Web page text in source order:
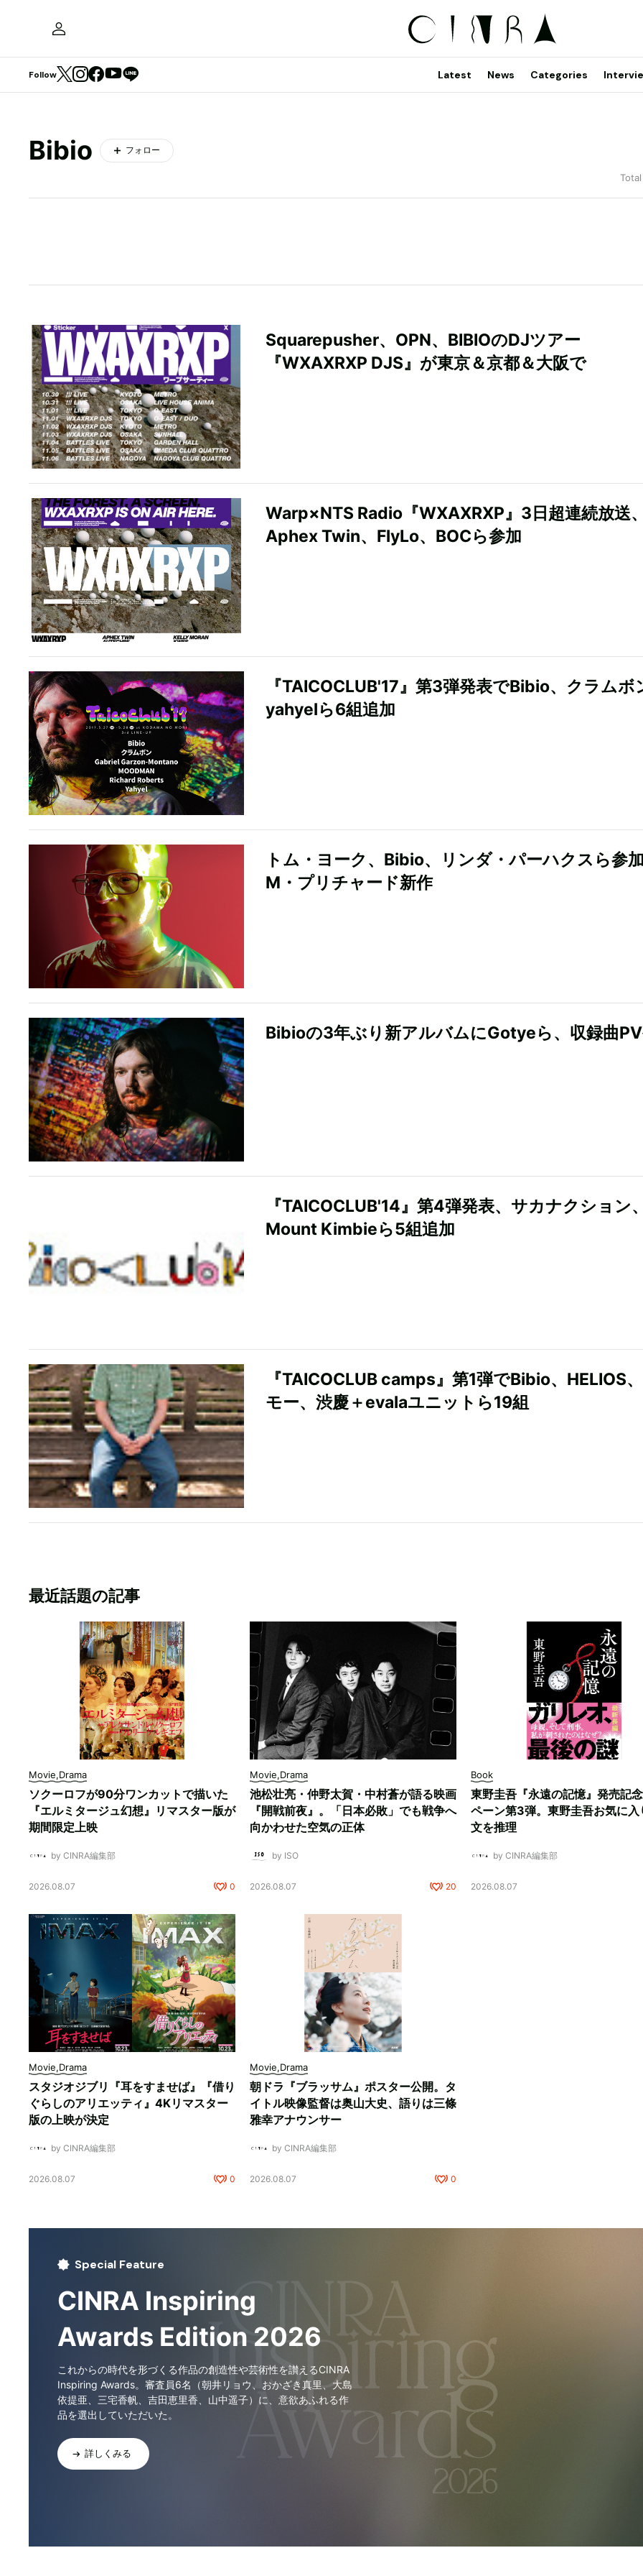
Follow Latest News Categories
Bibio フォロー
Squarepusher、OPN、BIBIOのDJツアー
『WXAXRXP DJS』が東京＆京都＆大阪で
Warp×NTS Radio『WXAXRXP』3日超連続放送
Aphex Twin、FlyLo、BOCら参加
『TAICOCLUB'17』第3弾発表でBibio、クラムボ
yahyelら6組追加
トム・ヨーク、Bibio、リンダ・パーハクスら参
M・プリチャード新作
Bibioの3年ぶり新アルバムにGotyeら、収録曲
『TAICOCLUB'14』第4弾発表、サカナクション
Mount Kimbieら5組追加
『TAICOCLUB camps』第1弾でBibio、HELIOS
モー、渋慶＋evalaユニットら19組
最近話題の記事
Movie,Drama
ソクーロフが90分ワンカットで描いた
『エルミタージュ幻想』リマスター版が
期間限定上映
by CINRA編集部
2026.08.07 0
Movie,Drama
池松壮亮・仲野太賀・中村蒼が語る映画
『開戦前夜』。「日本必敗」でも戦争へ
向かわせた空気の正体
by ISO
2026.08.07 20
Book
東野圭吾『永遠の記憶』発売記
ペーン第3弾。東野圭吾お気に入
文を推理
by CINRA編集部
2026.08.07
Movie,Drama
スタジオジブリ『耳をすませば』『借り
ぐらしのアリエッティ』4Kリマスター
版の上映が決定
by CINRA編集部
2026.08.07 0
Movie,Drama
朝ドラ『ブラッサム』ポスター公開。タ
イトル映像監督は奥山大史、語りは三條
雅幸アナウンサー
by CINRA編集部
2026.08.07 0
Special Feature
CINRA Inspiring
Awards Edition 2026
これからの時代を形づくる作品の創造性や芸術性を讃えるCINRA
Inspiring Awards。審査員6名（朝井リョウ、おかざき真里、大島
依提亜、三宅香帆、吉田恵里香、山中遥子）に、意欲あふれる作
品を選出していただいた。
詳しくみる